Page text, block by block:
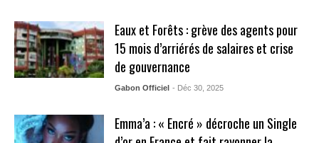
Eaux et Forêts : grève des agents pour
15 mois d’arriérés de salaires et crise
de gouvernance
Gabon Officiel - Déc 30, 2025
Emma’a : « Encré » décroche un Single